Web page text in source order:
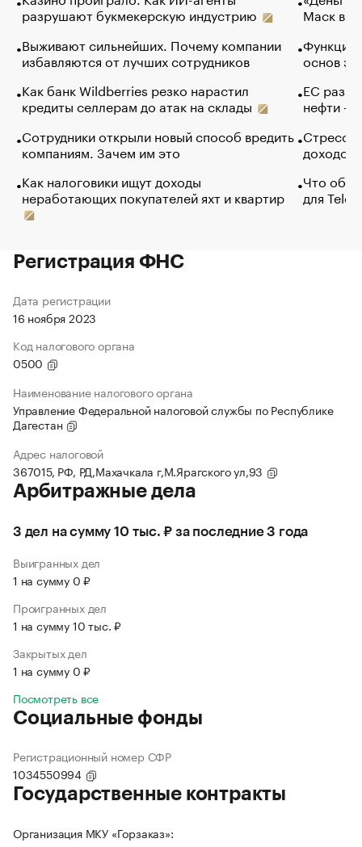
разрушают букмекерскую индустрию
Выживают сильнейших. Почему компании
избавляются от лучших сотрудников
Как банк Wildberries резко нарастил
кредиты селлерам до атак на склады
Сотрудники открыли новый способ вредить
компаниям. Зачем им это
Как налоговики ищут доходы
неработающих покупателей яхт и квартир
Маск в
Функции
основ
ЕС
нефти —
Стресс
доходов
Что
для
Регистрация ФНС
Дата регистрации
16 ноября 2023
Код налогового органа
0500
Наименование налогового органа
Управление Федеральной налоговой службы по Республике
Дагестан
Адрес налоговой
367015, РФ, РД,Махачкала г,М.Ярагского ул,93
Арбитражные дела
3 дел на сумму 10 тыс. ₽ за последние 3 года
Выигранных дел
1 на сумму 0 ₽
Проигранных дел
1 на сумму 10 тыс. ₽
Закрытых дел
1 на сумму 0 ₽
Посмотреть все
Социальные фонды
Регистрационный номер СФР
1034550994
Государственные контракты
Организация МКУ «Горзаказ»: